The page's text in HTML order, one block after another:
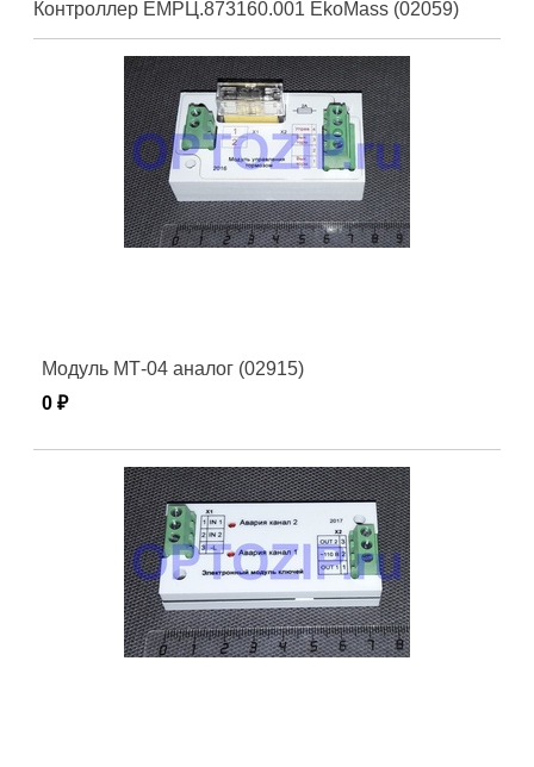
Контроллер ЕМРЦ.873160.001 EkoMass (02059)
Модуль МТ-04 аналог (02915)
0 ₽